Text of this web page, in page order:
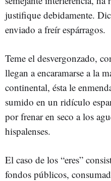
justifique debidamente.
enviado a freír espárragos.
Teme el desvergonzado,
llegan a encaramarse a la
continental, ésta le
sumido en un ridículo
por frenar en seco a los
hispalenses.
El caso de los “eres”
fondos públicos,